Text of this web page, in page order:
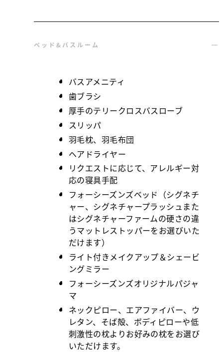
ベッド&バスルーム
バスアメニティ
歯ブラシ
厚手のテリークロスバスローブ
スリッパ
羽毛枕、羽毛布団
ヘアドライヤー
リクエストに応じて、アレルギー対
応の寝具手配
フォーシーズンズベッド（シグネチ
ャー、シグネチャープラッシュまた
はシグネチャーファームの硬さの違
うマットレストッパーをお選びいた
だけます）
ライト付きメイクアップ＆シェービ
ングミラー
フォーシーズンズオリジナルパジャ
マ
ネックピロー、エアファイバー、ウ
レタン、そば殻、ボディピローや低
刺激性の枕よりお好みの枕をお選び
いただけます。